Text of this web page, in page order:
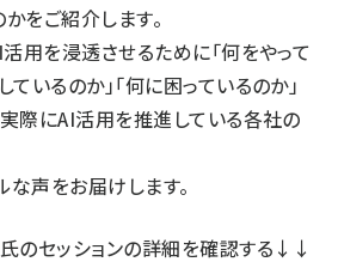
をご紹介します。
用を浸透させるために「何をやって
ているのか」「何に困っているのか」
実際にAI活用を推進している各社の
声をお届けします。
のセッションの詳細を確認する↓↓